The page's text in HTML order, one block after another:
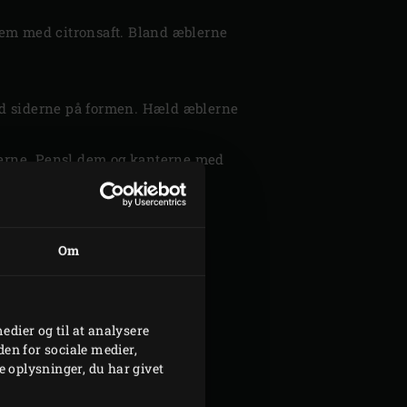
Om
og til at analysere
for sociale medier,
oplysninger, du har givet
med citronsaft. Bland æblerne
siderne på formen. Hæld æblerne
Pensl dem og kanterne med
marmelade.